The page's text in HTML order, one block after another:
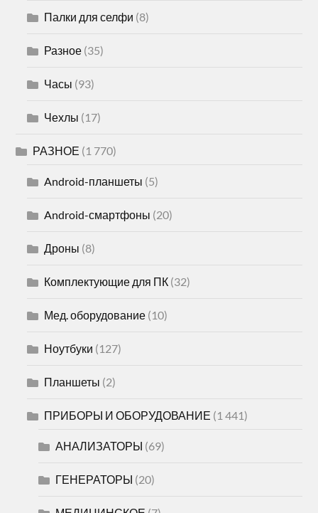
Палки для селфи (8)
Разное (35)
Часы (93)
Чехлы (17)
РАЗНОЕ (1 770)
Android-планшеты (5)
Android-смартфоны (20)
Дроны (8)
Комплектующие для ПК (32)
Мед. оборудование (10)
Ноутбуки (127)
Планшеты (2)
ПРИБОРЫ И ОБОРУДОВАНИЕ (1 441)
АНАЛИЗАТОРЫ (69)
ГЕНЕРАТОРЫ (20)